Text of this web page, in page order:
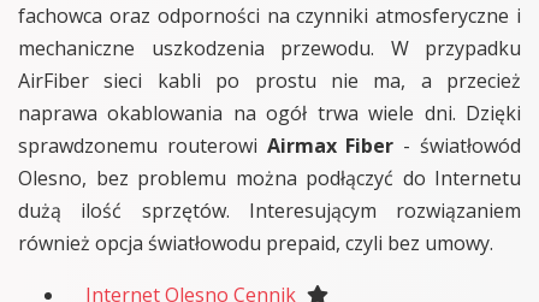
fachowca oraz odporności na czynniki atmosferyczne i
mechaniczne uszkodzenia przewodu. W przypadku
AirFiber sieci kabli po prostu nie ma, a przecież
naprawa okablowania na ogół trwa wiele dni. Dzięki
sprawdzonemu routerowi Airmax Fiber - światłowód
Olesno, bez problemu można podłączyć do Internetu
dużą ilość sprzętów. Interesującym rozwiązaniem
również opcja światłowodu prepaid, czyli bez umowy.
Internet Olesno Cennik